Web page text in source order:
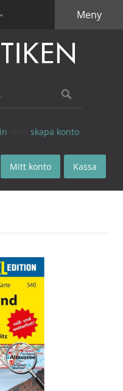
skapa konto
Mitt konto Kassa
Meny